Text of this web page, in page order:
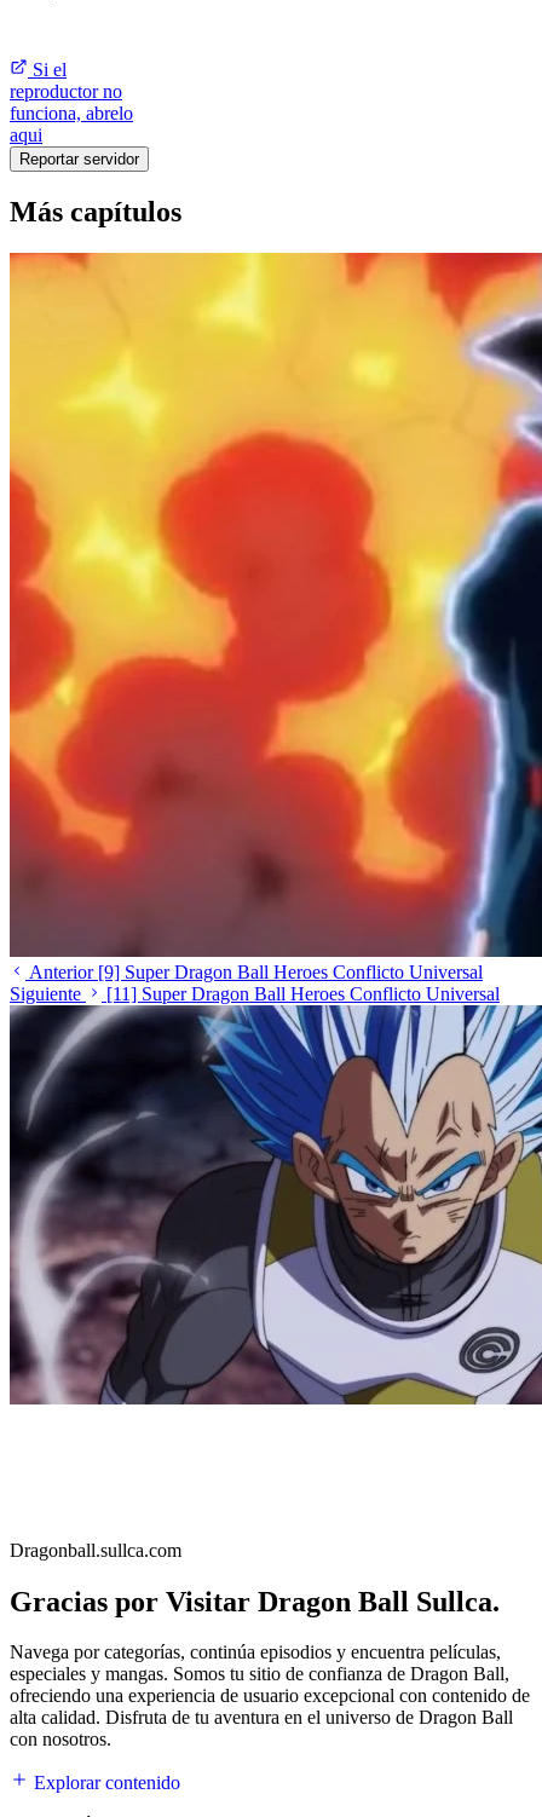
Si el
reproductor no
funciona, abrelo
aqui
Reportar servidor
Más capítulos
Anterior [9] Super Dragon Ball Heroes Conflicto Universal
Siguiente
[11] Super Dragon Ball Heroes Conflicto Universal
Dragonball.sullca.com
Gracias por Visitar Dragon Ball Sullca.
Navega por categorías, continúa episodios y encuentra películas,
especiales y mangas. Somos tu sitio de confianza de Dragon Ball,
ofreciendo una experiencia de usuario excepcional con contenido de
alta calidad. Disfruta de tu aventura en el universo de Dragon Ball
con nosotros.
Explorar contenido